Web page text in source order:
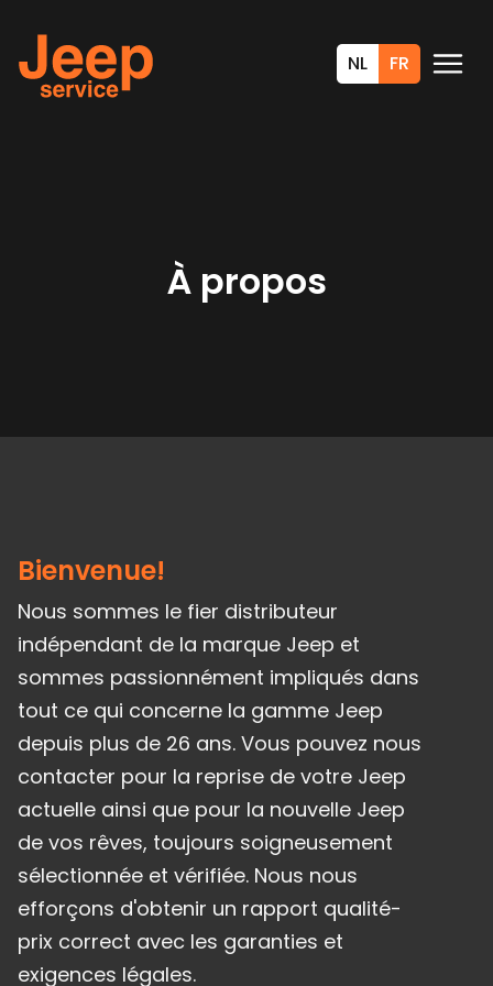
NL FR
À propos
Bienvenue!
Nous sommes le fier distributeur
indépendant de la marque Jeep et
sommes passionnément impliqués dans
tout ce qui concerne la gamme Jeep
depuis plus de 26 ans. Vous pouvez nous
contacter pour la reprise de votre Jeep
actuelle ainsi que pour la nouvelle Jeep
de vos rêves, toujours soigneusement
sélectionnée et vérifiée. Nous nous
efforçons d'obtenir un rapport qualité-
prix correct avec les garanties et
exigences légales.